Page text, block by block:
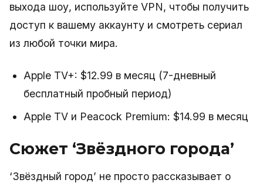
выхода шоу, используйте VPN, чтобы получить
доступ к вашему аккаунту и смотреть сериал
из любой точки мира.
Apple TV+: $12.99 в месяц (7-дневный
бесплатный пробный период)
Apple TV и Peacock Premium: $14.99 в месяц
Сюжет ‘Звёздного города’
‘Звёздный город’ не просто рассказывает о